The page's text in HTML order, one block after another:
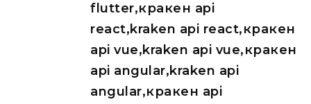
flutter,кракен api
react,kraken api react,кракен
api vue,kraken api vue,кракен
api angular,kraken api
angular,кракен api